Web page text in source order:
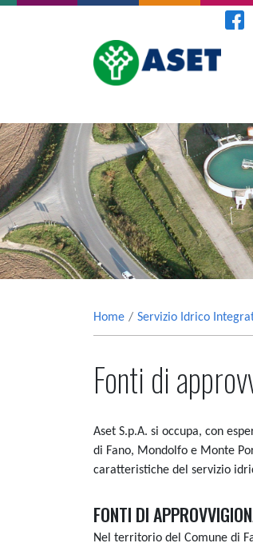
Home Servizio Idrico
Fonti di
Aset S.p.A. si occupa, con
di Fano, Mondolfo e Monte
caratteristiche del servizio
FONTI DI
Nel territorio del Comune di